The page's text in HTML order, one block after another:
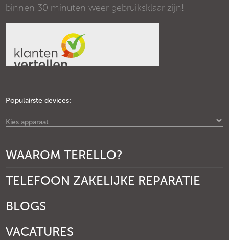
binnen 30 minuten weer gebruiksklaar zijn!
Populairste devices:
Kies apparaat
WAAROM TERELLO?
TELEFOON ZAKELIJKE REPARATIE
BLOGS
VACATURES